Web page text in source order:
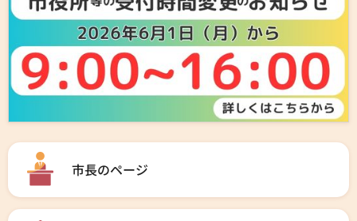
市長のページ